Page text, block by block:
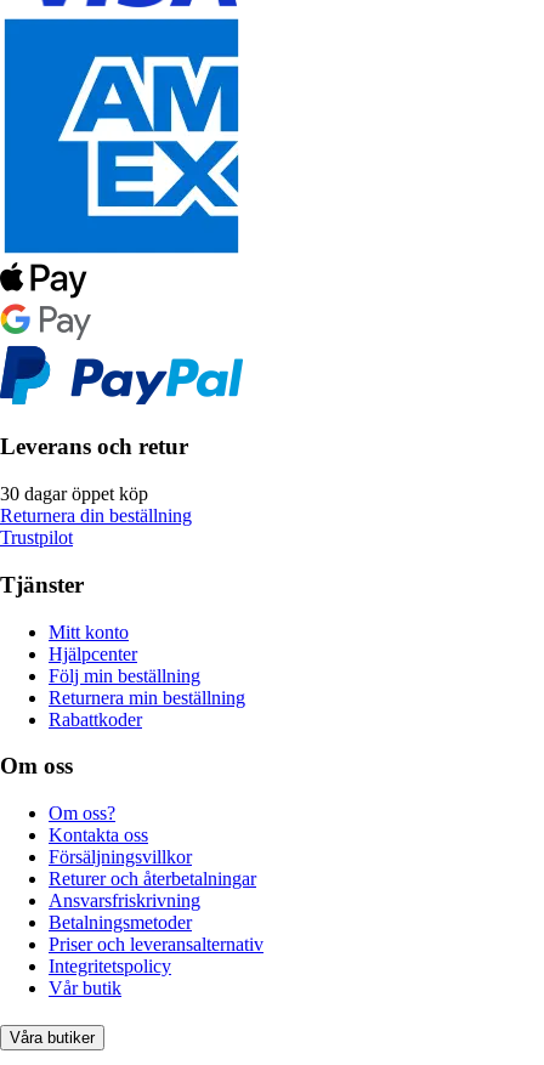
Leverans och retur
30 dagar öppet köp
Returnera din beställning
Trustpilot
Tjänster
Mitt konto
Hjälpcenter
Följ min beställning
Returnera min beställning
Rabattkoder
Om oss
Om oss?
Kontakta oss
Försäljningsvillkor
Returer och återbetalningar
Ansvarsfriskrivning
Betalningsmetoder
Priser och leveransalternativ
Integritetspolicy
Vår butik
Våra butiker